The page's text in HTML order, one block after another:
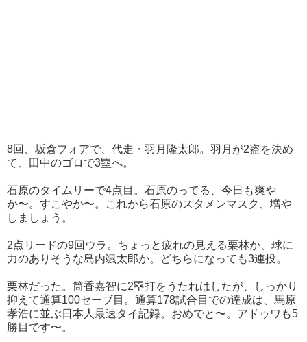
8回、坂倉フォアで、代走・羽月隆太郎。羽月が2盗を決め
て、田中のゴロで3塁へ。
石原のタイムリーで4点目。石原のってる、今日も爽や
か〜。すこやか〜。これから石原のスタメンマスク、増や
しましょう。
2点リードの9回ウラ。ちょっと疲れの見える栗林か、球に
力のありそうな島内颯太郎か。どちらになっても3連投。
栗林だった。筒香嘉智に2塁打をうたれはしたが、しっかり
抑えて通算100セーブ目。通算178試合目での達成は、馬原
孝浩に並ぶ日本人最速タイ記録。おめでと〜。アドゥワも5
勝目です〜。